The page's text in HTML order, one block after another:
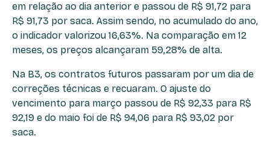
em relação ao dia anterior e passou de R$ 91,72 para
R$ 91,73 por saca. Assim sendo, no acumulado do ano,
o indicador valorizou 16,63%. Na comparação em 12
meses, os preços alcançaram 59,28% de alta.
Na B3, os contratos futuros passaram por um dia de
correções técnicas e recuaram. O ajuste do
vencimento para março passou de R$ 92,33 para R$
92,19 e do maio foi de R$ 94,06 para R$ 93,02 por
saca.